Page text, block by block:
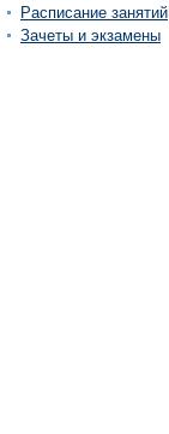
Расписание занятий
Зачеты и экзамены